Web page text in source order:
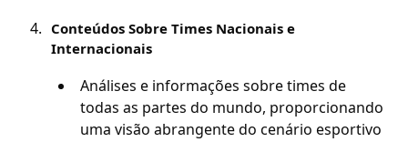
Conteúdos Sobre Times Nacionais e
Internacionais
Análises e informações sobre times de
todas as partes do mundo, proporcionando
uma visão abrangente do cenário esportivo